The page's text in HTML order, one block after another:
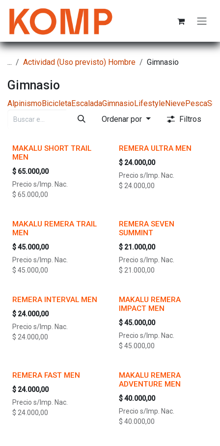
... Actividad (Uso previsto) Hombre Gimnasio
Gimnasio
AlpinismoBicicletaEscaladaGimnasioLifestyleNievePesca
Ordenar por
Filtros
MAKALU SHORT TRAIL
MEN
$ 65.000,00
Precio s/Imp. Nac.
$ 65.000,00
REMERA ULTRA MEN
$ 24.000,00
Precio s/Imp. Nac.
$ 24.000,00
MAKALU REMERA TRAIL
MEN
$45.000,00
Precio s/Imp. Nac.
$ 45.000,00
REMERA SEVEN
SUMMINT
$ 21.000,00
Precio s/Imp. Nac.
$ 21.000,00
REMERA INTERVAL MEN
$ 24.000,00
Precio s/Imp. Nac.
$ 24.000,00
MAKALU REMERA
IMPACT MEN
$45.000,00
Precio s/Imp. Nac.
$ 45.000,00
REMERA FAST MEN
$ 24.000,00
Precio s/Imp. Nac.
$ 24.000,00
MAKALU REMERA
ADVENTURE MEN
$40.000,00
Precio s/Imp. Nac.
$ 40.000,00